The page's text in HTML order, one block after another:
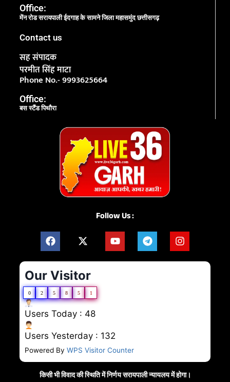
Office:
मेंन रोड सरायपाली ईदगाह के सामने जिला महासमुंद छत्तीसगढ़
Contact us
सह संपादक
परमीत सिंह माटा
Phone No.- 9993625664
Office:
बस स्टैंड पिथौरा
Follow Us :
Our Visitor
0 2 5 8 5 1
Users Today : 48
Users Yesterday : 132
Powered By WPS Visitor Counter
किसी भी विवाद की स्थिति में निर्णय सरायपाली न्यायलय में होगा।